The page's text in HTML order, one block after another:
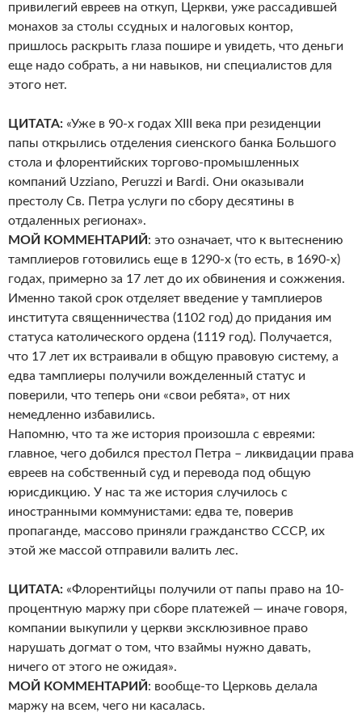
привилегий евреев на откуп, Церкви, уже рассадившей
монахов за столы ссудных и налоговых контор,
пришлось раскрыть глаза пошире и увидеть, что деньги
еще надо собрать, а ни навыков, ни специалистов для
этого нет.
ЦИТАТА: «Уже в 90-х годах XIII века при резиденции
папы открылись отделения сиенского банка Большого
стола и флорентийских торгово-промышленных
компаний Uzziano, Peruzzi и Bardi. Они оказывали
престолу Св. Петра услуги по сбору десятины в
отдаленных регионах».
МОЙ КОММЕНТАРИЙ : это означает, что к вытеснению
тамплиеров готовились еще в 1290-х (то есть, в 1690-х)
годах, примерно за 17 лет до их обвинения и сожжения.
Именно такой срок отделяет введение у тамплиеров
института священничества (1102 год) до придания им
статуса католического ордена (1119 год). Получается,
что 17 лет их встраивали в общую правовую систему, а
едва тамплиеры получили вожделенный статус и
поверили, что теперь они «свои ребята», от них
немедленно избавились.
Напомню, что та же история произошла с евреями:
главное, чего добился престол Петра – ликвидации права
евреев на собственный суд и перевода под общую
юрисдикцию. У нас та же история случилось с
иностранными коммунистами: едва те, поверив
пропаганде, массово приняли гражданство СССР, их
этой же массой отправили валить лес.
ЦИТАТА: «Флорентийцы получили от папы право на 10-
процентную маржу при сборе платежей — иначе говоря,
компании выкупили у церкви эксклюзивное право
нарушать догмат о том, что взаймы нужно давать,
ничего от этого не ожидая».
МОЙ КОММЕНТАРИЙ : вообще-то Церковь делала
маржу на всем, чего ни касалась.